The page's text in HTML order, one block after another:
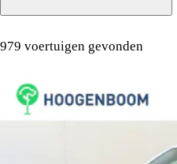
979 voertuigen gevonden